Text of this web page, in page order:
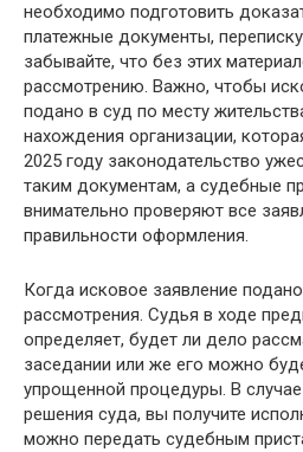
необходимо подготовить
платежные документы,
забывайте, что без этих
рассмотрению. Важно, чтобы
подано в суд по месту
нахождения организации,
2025 году законодательство
таким документам, а судебные
внимательно проверяют все
правильности оформления.
Когда исковое заявление
рассмотрения. Судья в ходе
определяет, будет ли дело
заседании или же его можно
упрощенной процедуры. В
решения суда, вы получите
можно передать судебным